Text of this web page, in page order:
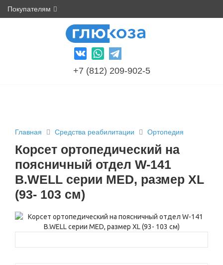
Покупателям
+7 (812) 209-902-5
Главная Средства реабилитации Ортопедия
Корсет ортопедический на
поясничный отдел W-141
B.WELL серии MED, размер XL
(93- 103 см)